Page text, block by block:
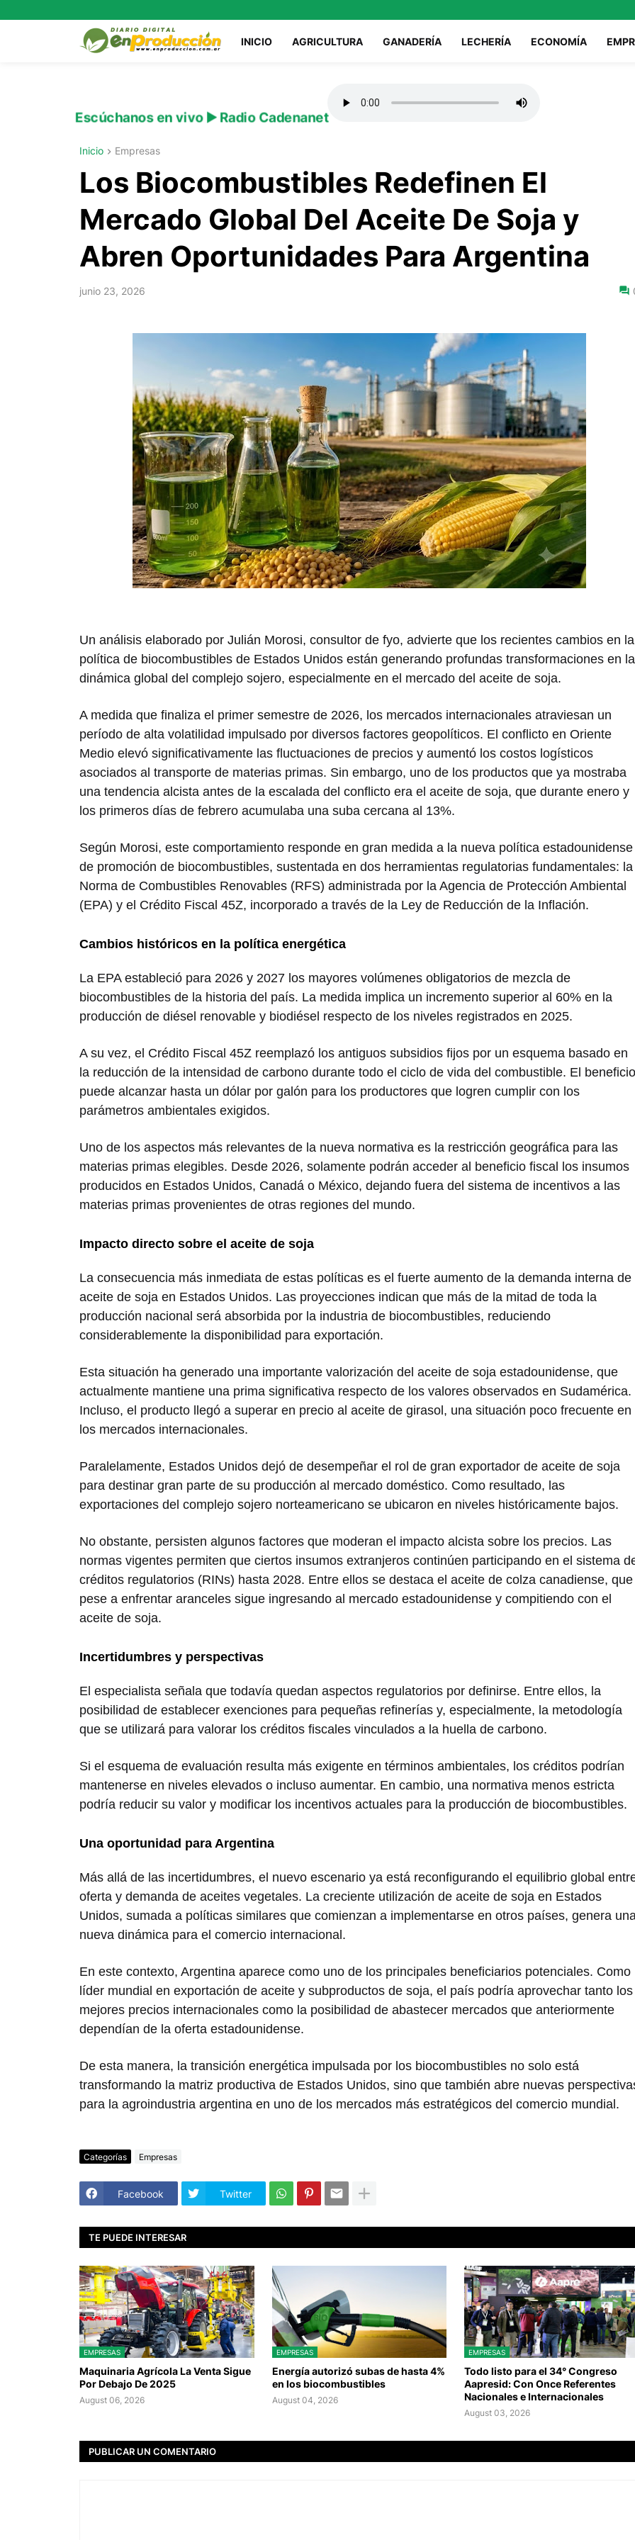
INICIO AGRICULTURA GANADERÍA LECHERÍA ECONOMÍA
Escúchanos en vivo ▶️ Radio Cadenanet
Inicio Empresas
Los Biocombustibles Redefinen El
Mercado Global Del Aceite De Soja y
Abren Oportunidades Para Argentina
junio 23, 2026
Un análisis elaborado por Julián Morosi, consultor de fyo, advierte que los recientes cambios en la
política de biocombustibles de Estados Unidos están generando profundas transformaciones en la
dinámica global del complejo sojero, especialmente en el mercado del aceite de soja.
A medida que finaliza el primer semestre de 2026, los mercados internacionales atraviesan un
período de alta volatilidad impulsado por diversos factores geopolíticos. El conflicto en Oriente
Medio elevó significativamente las fluctuaciones de precios y aumentó los costos logísticos
asociados al transporte de materias primas. Sin embargo, uno de los productos que ya mostraba
una tendencia alcista antes de la escalada del conflicto era el aceite de soja, que durante enero y
los primeros días de febrero acumulaba una suba cercana al 13%.
Según Morosi, este comportamiento responde en gran medida a la nueva política estadounidense
de promoción de biocombustibles, sustentada en dos herramientas regulatorias fundamentales: la
Norma de Combustibles Renovables (RFS) administrada por la Agencia de Protección Ambiental
(EPA) y el Crédito Fiscal 45Z, incorporado a través de la Ley de Reducción de la Inflación.
Cambios históricos en la política energética
La EPA estableció para 2026 y 2027 los mayores volúmenes obligatorios de mezcla de
biocombustibles de la historia del país. La medida implica un incremento superior al 60% en la
producción de diésel renovable y biodiésel respecto de los niveles registrados en 2025.
A su vez, el Crédito Fiscal 45Z reemplazó los antiguos subsidios fijos por un esquema basado en
la reducción de la intensidad de carbono durante todo el ciclo de vida del combustible. El beneficio
puede alcanzar hasta un dólar por galón para los productores que logren cumplir con los
parámetros ambientales exigidos.
Uno de los aspectos más relevantes de la nueva normativa es la restricción geográfica para las
materias primas elegibles. Desde 2026, solamente podrán acceder al beneficio fiscal los insumos
producidos en Estados Unidos, Canadá o México, dejando fuera del sistema de incentivos a las
materias primas provenientes de otras regiones del mundo.
Impacto directo sobre el aceite de soja
La consecuencia más inmediata de estas políticas es el fuerte aumento de la demanda interna de
aceite de soja en Estados Unidos. Las proyecciones indican que más de la mitad de toda la
producción nacional será absorbida por la industria de biocombustibles, reduciendo
considerablemente la disponibilidad para exportación.
Esta situación ha generado una importante valorización del aceite de soja estadounidense, que
actualmente mantiene una prima significativa respecto de los valores observados en Sudamérica.
Incluso, el producto llegó a superar en precio al aceite de girasol, una situación poco frecuente en
los mercados internacionales.
Paralelamente, Estados Unidos dejó de desempeñar el rol de gran exportador de aceite de soja
para destinar gran parte de su producción al mercado doméstico. Como resultado, las
exportaciones del complejo sojero norteamericano se ubicaron en niveles históricamente bajos.
No obstante, persisten algunos factores que moderan el impacto alcista sobre los precios. Las
normas vigentes permiten que ciertos insumos extranjeros continúen participando en el sistema
créditos regulatorios (RINs) hasta 2028. Entre ellos se destaca el aceite de colza canadiense, que
pese a enfrentar aranceles sigue ingresando al mercado estadounidense y compitiendo con el
aceite de soja.
Incertidumbres y perspectivas
El especialista señala que todavía quedan aspectos regulatorios por definirse. Entre ellos, la
posibilidad de establecer exenciones para pequeñas refinerías y, especialmente, la metodología
que se utilizará para valorar los créditos fiscales vinculados a la huella de carbono.
Si el esquema de evaluación resulta más exigente en términos ambientales, los créditos podrían
mantenerse en niveles elevados o incluso aumentar. En cambio, una normativa menos estricta
podría reducir su valor y modificar los incentivos actuales para la producción de biocombustibles.
Una oportunidad para Argentina
Más allá de las incertidumbres, el nuevo escenario ya está reconfigurando el equilibrio global
oferta y demanda de aceites vegetales. La creciente utilización de aceite de soja en Estados
Unidos, sumada a políticas similares que comienzan a implementarse en otros países, genera
nueva dinámica para el comercio internacional.
En este contexto, Argentina aparece como uno de los principales beneficiarios potenciales. Como
líder mundial en exportación de aceite y subproductos de soja, el país podría aprovechar tanto los
mejores precios internacionales como la posibilidad de abastecer mercados que anteriormente
dependían de la oferta estadounidense.
De esta manera, la transición energética impulsada por los biocombustibles no solo está
transformando la matriz productiva de Estados Unidos, sino que también abre nuevas
para la agroindustria argentina en uno de los mercados más estratégicos del comercio mundial.
Categorías Empresas
Facebook Twitter
TE PUEDE INTERESAR
EMPRESAS
Maquinaria Agrícola La Venta Sigue
Por Debajo De 2025
August 06, 2026
EMPRESAS
Energía autorizó subas de hasta 4%
en los biocombustibles
August 04, 2026
EMPRESAS
Todo listo para el 34° Congreso
Aapresid: Con Once Referentes
Nacionales e Internacionales
August 03, 2026
PUBLICAR UN COMENTARIO